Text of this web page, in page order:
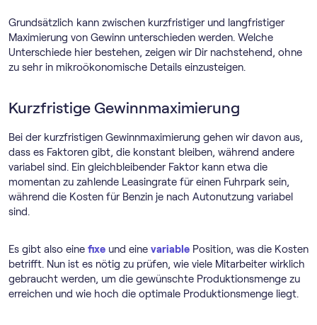
Grundsätzlich kann zwischen kurzfristiger und langfristiger
Maximierung von Gewinn unterschieden werden. Welche
Unterschiede hier bestehen, zeigen wir Dir nachstehend, ohne
zu sehr in mikroökonomische Details einzusteigen.
Kurzfristige Gewinnmaximierung
Bei der kurzfristigen Gewinnmaximierung gehen wir davon aus,
dass es Faktoren gibt, die konstant bleiben, während andere
variabel sind. Ein gleichbleibender Faktor kann etwa die
momentan zu zahlende Leasingrate für einen Fuhrpark sein,
während die Kosten für Benzin je nach Autonutzung variabel
sind.
Es gibt also eine fixe und eine variable Position, was die Kosten
betrifft. Nun ist es nötig zu prüfen, wie viele Mitarbeiter wirklich
gebraucht werden, um die gewünschte Produktionsmenge zu
erreichen und wie hoch die optimale Produktionsmenge liegt.